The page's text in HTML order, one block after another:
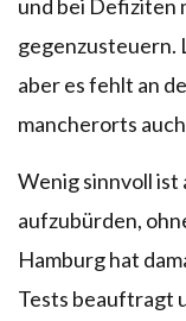
und bei Defiziten
gegenzusteuern.
aber es fehlt an
mancherorts
Wenig sinnvoll
aufzubürden,
Hamburg hat
Tests beauftragt